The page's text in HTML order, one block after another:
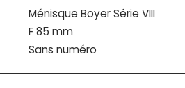
Ménisque Boyer Série VIII
F 85 mm
Sans numéro